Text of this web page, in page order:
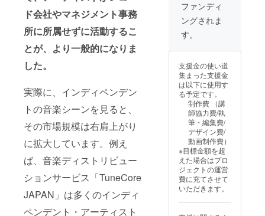
ド会社やマネジメント事務
所に所属せずに活動するこ
とが、より一般的になりま
した。
実際に、インディペンデン
トの音楽シーンを見ると、
その市場規模は右肩上がり
に拡大しています。例え
ば、音楽ディストリビュー
ションサービス「TuneCore
JAPAN」は多くのインディ
ペンデント・アーティスト
要は
ページ
本文最
してお
す。 ※
つや
ちゃん
による
コンサ
ルは
Zoomを
使用し
た30分
×2回の
ヒアリ
ング＆
アドバ
イス、
25年6月
への交
通費や
滞在費
担くだ
※アーカ
イブ動
画の概
要は
ページ
本文最
下部に
記載を
してお
りま
す。
サイト
にスポ
ンサー
枠）と
載 掲
載期
間：25
年6月〜
26年5月
※支援
時、必
ず備考
欄に掲
載を希
望され
る企業
名をご
記入く
ださい
ファンディ
ングされま
す。
支援金の使い道
集まった支援金
は以下に使用す
る予定です。
制作費 （講
師協力費/執
筆・編集費/
デザイン費/
動画制作費）
※目標金額を超
えた場合はプロ
ジェクトの運営
費に充てさせて
いただきます。